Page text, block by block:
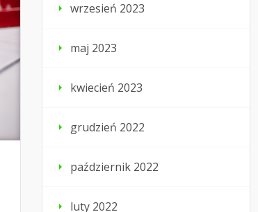
wrzesień 2023
maj 2023
kwiecień 2023
grudzień 2022
październik 2022
luty 2022